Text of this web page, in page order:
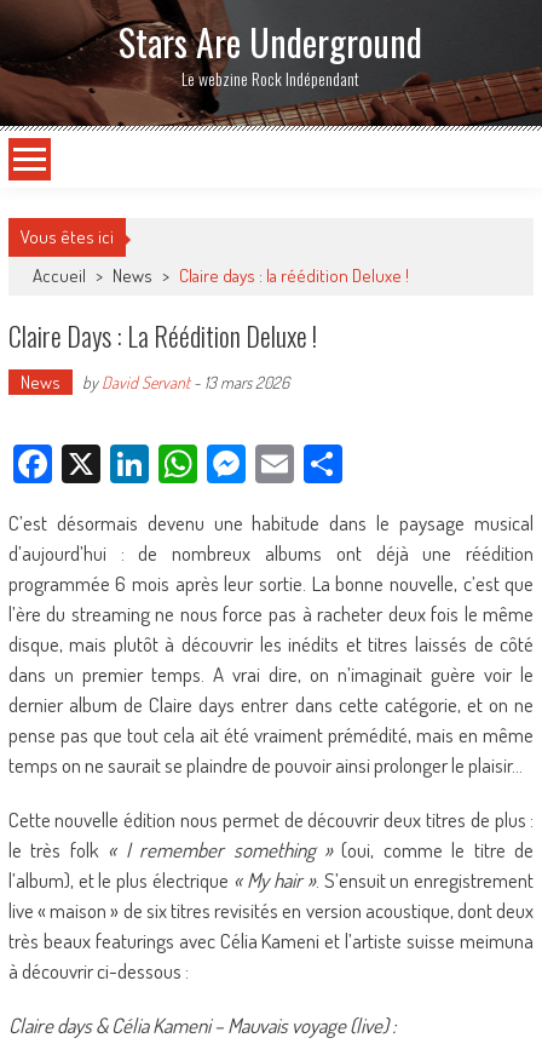
Stars Are Underground
Le webzine Rock Indépendant
Vous êtes ici
Accueil > News > Claire days : la réédition Deluxe !
Claire Days : La Réédition Deluxe !
News byDavid Servant- 13 mars 2026
Facebook
X LinkedIn
WhatsApp
Messenger
EmailPartager
C’est désormais devenu une habitude dans le paysage musical
d’aujourd’hui : de nombreux albums ont déjà une réédition
programmée 6 mois après leur sortie. La bonne nouvelle, c’est que
l’ère du streaming ne nous force pas à racheter deux fois le même
disque, mais plutôt à découvrir les inédits et titres laissés de côté
dans un premier temps. A vrai dire, on n’imaginait guère voir le
dernier album de Claire days entrer dans cette catégorie, et on ne
pense pas que tout cela ait été vraiment prémédité, mais en même
temps on ne saurait se plaindre de pouvoir ainsi prolonger le plaisir…
Cette nouvelle édition nous permet de découvrir deux titres de plus :
le très folk « I remember something »(oui, comme le titre de
l’album), et le plus électrique « My hair ». S’ensuit un enregistrement
live « maison » de six titres revisités en version acoustique, dont deux
très beaux featurings avec Célia Kameni et l’artiste suisse meimuna
à découvrir ci-dessous :
Claire days & Célia Kameni – Mauvais voyage (live) :